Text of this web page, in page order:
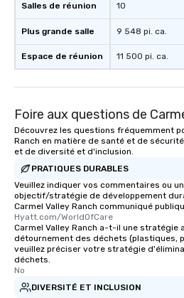
Salles de réunion
Plus grande salle
Espace de réunion
10
9 548 pi. ca.
11 500 pi. ca.
Foire aux questions de
Découvrez les questions fréquemment
Ranch en matière de santé et de
et de diversité et d'inclusion.
PRATIQUES DURABLES
Veuillez indiquer vos commentaires ou
objectif/stratégie de développement
Carmel Valley Ranch communiqué
Hyatt.com/WorldOfCare
Carmel Valley Ranch a-t-il une stratégie
détournement des déchets (plastiques,
veuillez préciser votre stratégie
déchets.
No
DIVERSITÉ ET INCLUSION